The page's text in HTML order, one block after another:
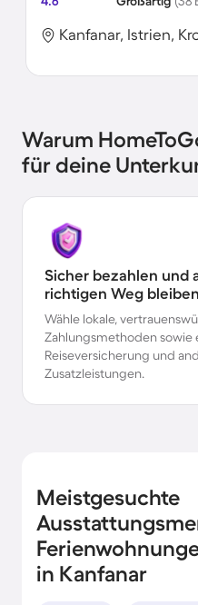
Kanfanar, Istrien,
Warum
für deine
Sicher bezahlen und
richtigen Weg bleiben
Wähle lokale,
Zahlungsmethoden sowie
Reiseversicherung und
Zusatzleistungen.
Meistgesuchte
in Kanfanar